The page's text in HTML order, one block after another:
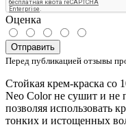
Оценка
Отправить
Перед публикацией отзывы
Стойкая крем-краска со
Neo Color не сушит и не
позволяя использовать
тонких и истощенных